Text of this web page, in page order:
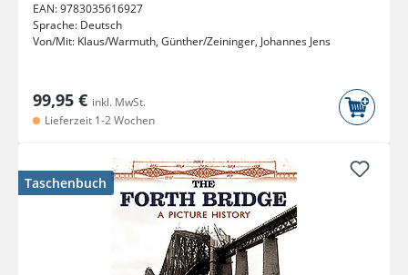
EAN:9783035616927
Sprache: Deutsch
Von/Mit: Klaus/Warmuth, Günther/Zeininger, Johannes Jens
99,95 € inkl. MwSt.
Lieferzeit 1-2 Wochen
Taschenbuch